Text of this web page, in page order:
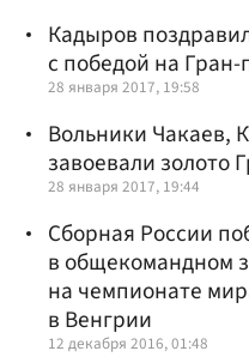
Кадыров
с победой на
28 января 2017, 19:58
Вольники Чакаев,
завоевали золото
28 января 2017, 19:44
Сборная России
в общекомандном
на чемпионате
в Венгрии
12 декабря 2016, 01:48